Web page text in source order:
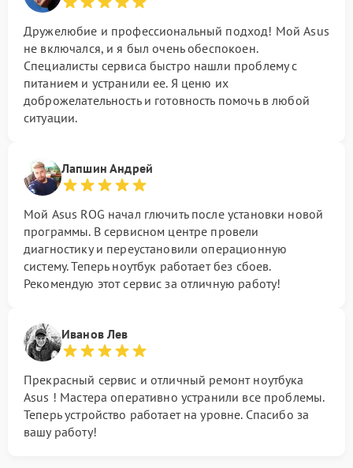
Дружелюбие и профессиональный подход! Мой Asus
не включался, и я был очень обеспокоен.
Специалисты сервиса быстро нашли проблему с
питанием и устранили ее. Я ценю их
доброжелательность и готовность помочь в любой
ситуации.
Лапшин Андрей
Мой Asus ROG начал глючить после установки новой
программы. В сервисном центре провели
диагностику и переустановили операционную
систему. Теперь ноутбук работает без сбоев.
Рекомендую этот сервис за отличную работу!
Иванов Лев
Прекрасный сервис и отличный ремонт ноутбука
Asus ! Мастера оперативно устранили все проблемы.
Теперь устройство работает на уровне. Спасибо за
вашу работу!